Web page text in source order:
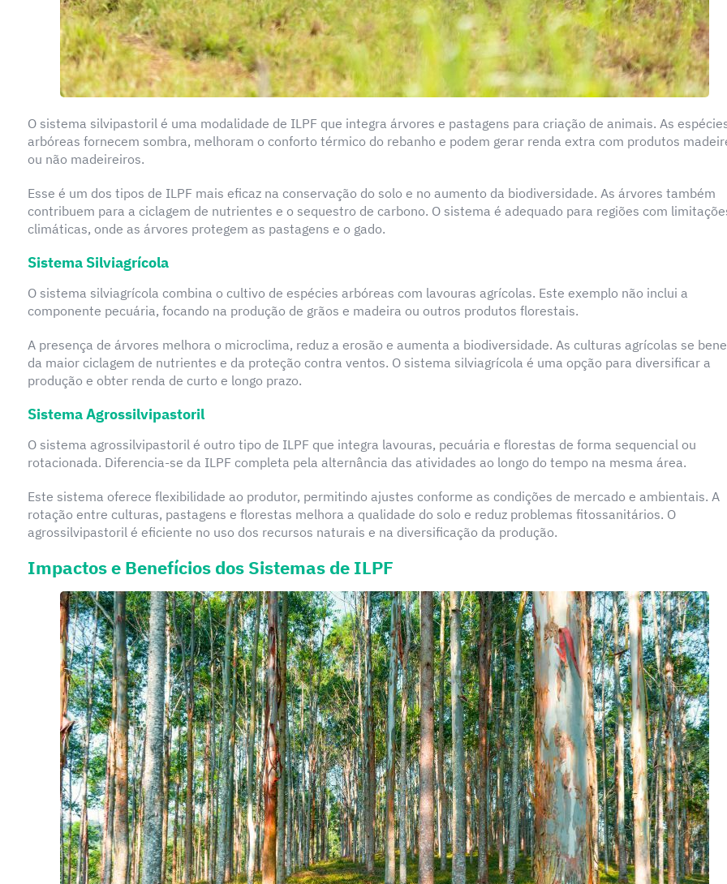
O sistema silvipastoril é uma modalidade de ILPF que integra árvores e pastagens para criação de animais. As
arbóreas fornecem sombra, melhoram o conforto térmico do rebanho e podem gerar renda extra com produtos
ou não madeireiros.
Esse é um dos tipos de ILPF mais eficaz na conservação do solo e no aumento da biodiversidade. As árvores também
contribuem para a ciclagem de nutrientes e o sequestro de carbono. O sistema é adequado para regiões com
climáticas, onde as árvores protegem as pastagens e o gado.
Sistema Silviagrícola
O sistema silviagrícola combina o cultivo de espécies arbóreas com lavouras agrícolas. Este exemplo não inclui a
componente pecuária, focando na produção de grãos e madeira ou outros produtos florestais.
A presença de árvores melhora o microclima, reduz a erosão e aumenta a biodiversidade. As culturas agrícolas se
da maior ciclagem de nutrientes e da proteção contra ventos. O sistema silviagrícola é uma opção para diversificar a
produção e obter renda de curto e longo prazo.
Sistema Agrossilvipastoril
O sistema agrossilvipastoril é outro tipo de ILPF que integra lavouras, pecuária e florestas de forma sequencial ou
rotacionada. Diferencia-se da ILPF completa pela alternância das atividades ao longo do tempo na mesma área.
Este sistema oferece flexibilidade ao produtor, permitindo ajustes conforme as condições de mercado e ambientais. A
rotação entre culturas, pastagens e florestas melhora a qualidade do solo e reduz problemas fitossanitários. O
agrossilvipastoril é eficiente no uso dos recursos naturais e na diversificação da produção.
Impactos e Benefícios dos Sistemas de ILPF